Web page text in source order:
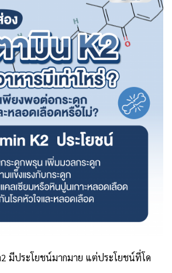
มีประโยชน์มากมาย แต่ประโยชน์ที่โด